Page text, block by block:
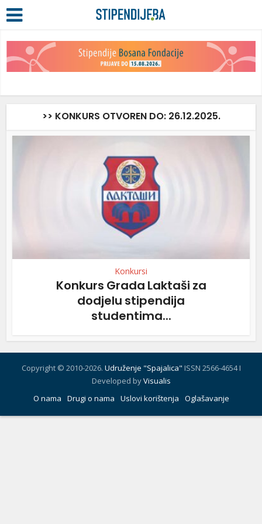
>> KONKURS OTVOREN DO: 26.12.2025.
Konkursi
Konkurs Grada Laktaši za
dodjelu stipendija
studentima...
Copyright © 2010-2026. Udruženje "Spajalica" ISSN 2566-4654 I
Developed byVisualis
O nama
Drugi o nama Uslovi korištenja Oglašavanje